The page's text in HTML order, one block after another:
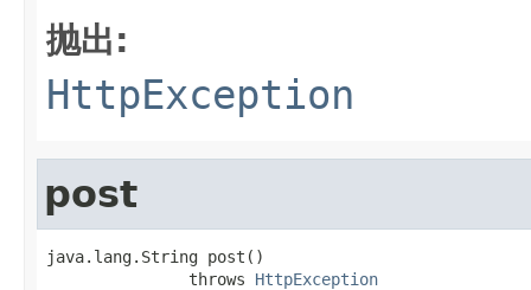
抛出:
HttpException
post
java.lang.String post()
               throws
HttpException